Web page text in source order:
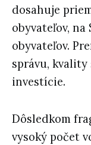
dosahuje
obyvateľov, na
obyvateľov.
správu,
investície.
Dôsledkom
vysoký počet